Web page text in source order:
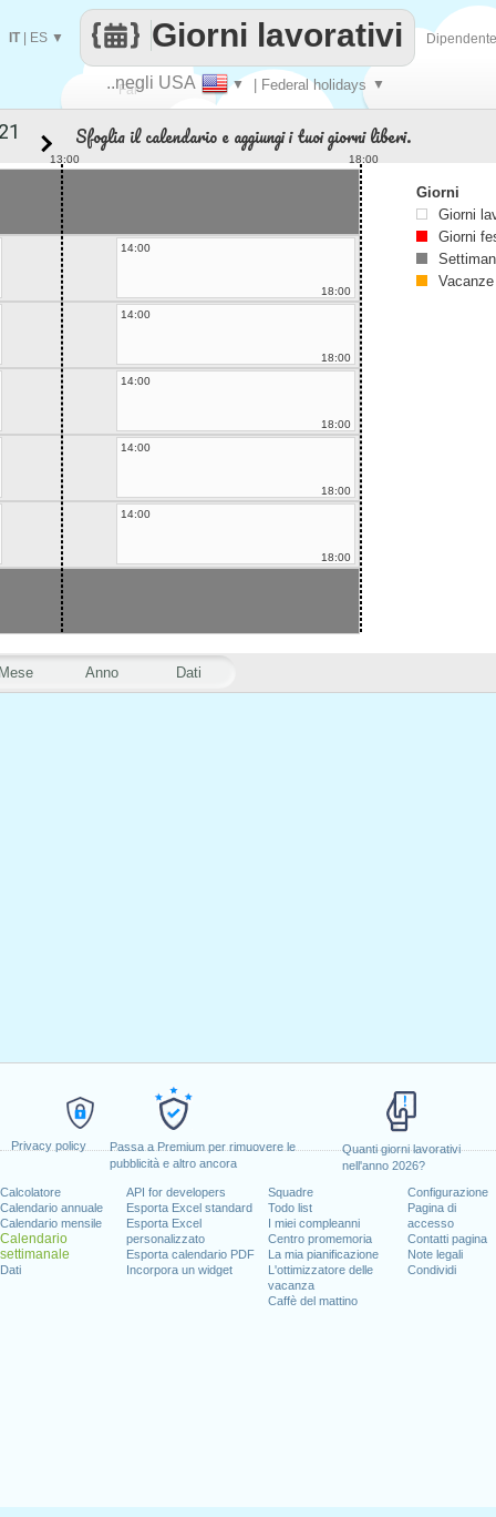
Privacy policy
Passa a Premium per rimuovere le
pubblicità e altro ancora
Quanti giorni lavorativi
nell'anno 2026?
Calcolatore
Calendario annuale
Calendario mensile
Calendario
settimanale
Dati
API for developers
Esporta Excel standard
Esporta Excel
personalizzato
Esporta calendario PDF
Incorpora un widget
Squadre
Todo list
I miei compleanni
Centro promemoria
La mia pianificazione
L'ottimizzatore delle
vacanza
Caffè del mattino
Configurazione
Pagina di
accesso
Contatti pagina
Note legali
Condividi
Fai
..negli USA ▼ | Federal holidays ▼
Giorni lavorativi
IT| ES ▼
Anno Dati
Sfoglia il calendario e aggiungi i tuoi giorni liberi.
13:00 18:00
14:00
18:00
14:00
18:00
14:00
18:00
14:00
18:00
14:00
18:00
Giorni
Giorni
Giorni
Vacanze